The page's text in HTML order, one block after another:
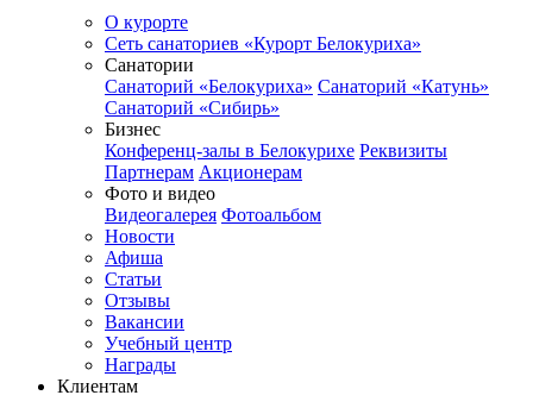
О курорте
Сеть санаториев «Курорт Белокуриха»
Санатории
Санаторий «Белокуриха» Санаторий «Катунь»
Санаторий «Сибирь»
Бизнес
Конференц-залы в Белокурихе Реквизиты
Партнерам Акционерам
Фото и видео
Видеогалерея Фотоальбом
Новости
Афиша
Статьи
Отзывы
Вакансии
Учебный центр
Награды
Клиентам